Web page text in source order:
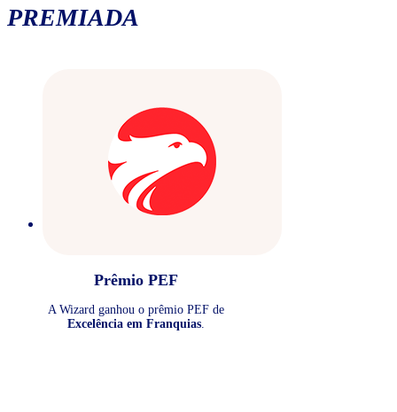
PREMIADA
Prêmio PEF
A Wizard ganhou o prêmio PEF de
Excelência em Franquias.